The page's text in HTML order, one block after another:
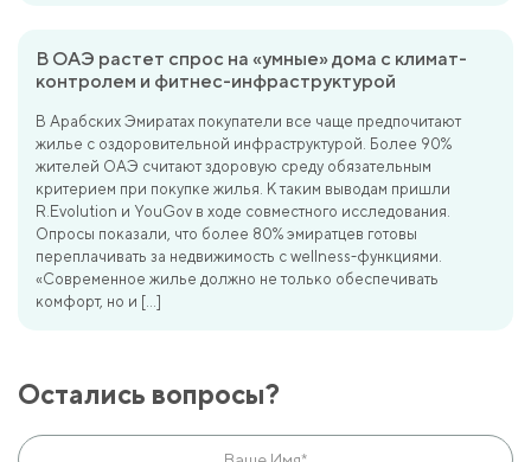
В ОАЭ растет спрос на «умные» дома с климат-
контролем и фитнес-инфраструктурой
В Арабских Эмиратах покупатели все чаще предпочитают
жилье с оздоровительной инфраструктурой. Более 90%
жителей ОАЭ считают здоровую среду обязательным
критерием при покупке жилья. К таким выводам пришли
R.Evolution и YouGov в ходе совместного исследования.
Опросы показали, что более 80% эмиратцев готовы
переплачивать за недвижимость с wellness-функциями.
«Современное жилье должно не только обеспечивать
комфорт, но и […]
Остались вопросы?